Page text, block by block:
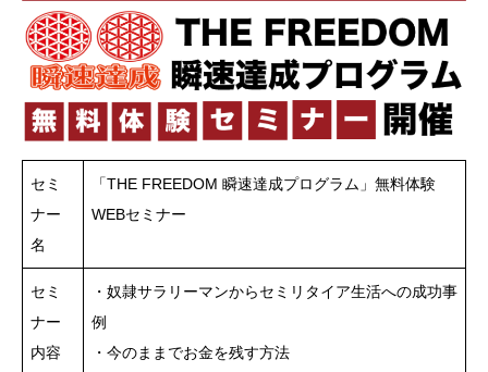
セミ
ナー
名
「THE FREEDOM 瞬速達成プログラム」無料体験
WEBセミナー
セミ
ナー
内容
・奴隷サラリーマンからセミリタイア生活への成功事
例
・今のままでお金を残す方法